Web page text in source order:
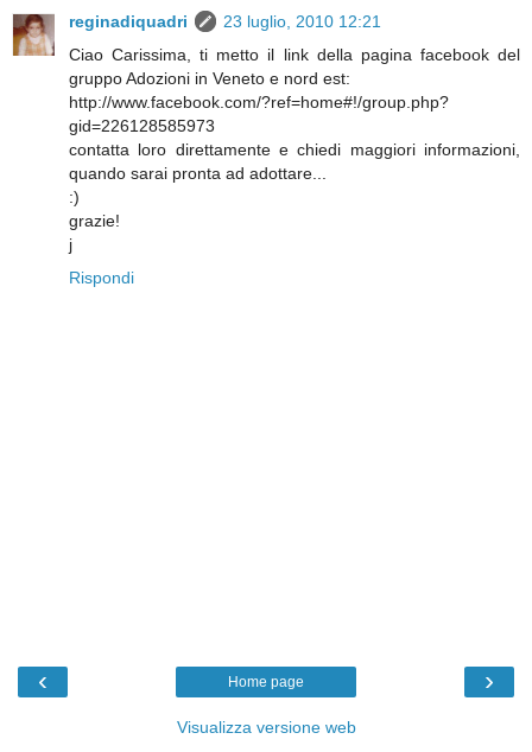
reginadiquadri
23 luglio, 2010 12:21
Ciao Carissima, ti metto il link della pagina facebook del
gruppo Adozioni in Veneto e nord est:
http://www.facebook.com/?ref=home#!/group.php?
gid=226128585973
contatta loro direttamente e chiedi maggiori informazioni,
quando sarai pronta ad adottare...
:)
grazie!
j
Rispondi
‹ ›
Home page
Visualizza versione web